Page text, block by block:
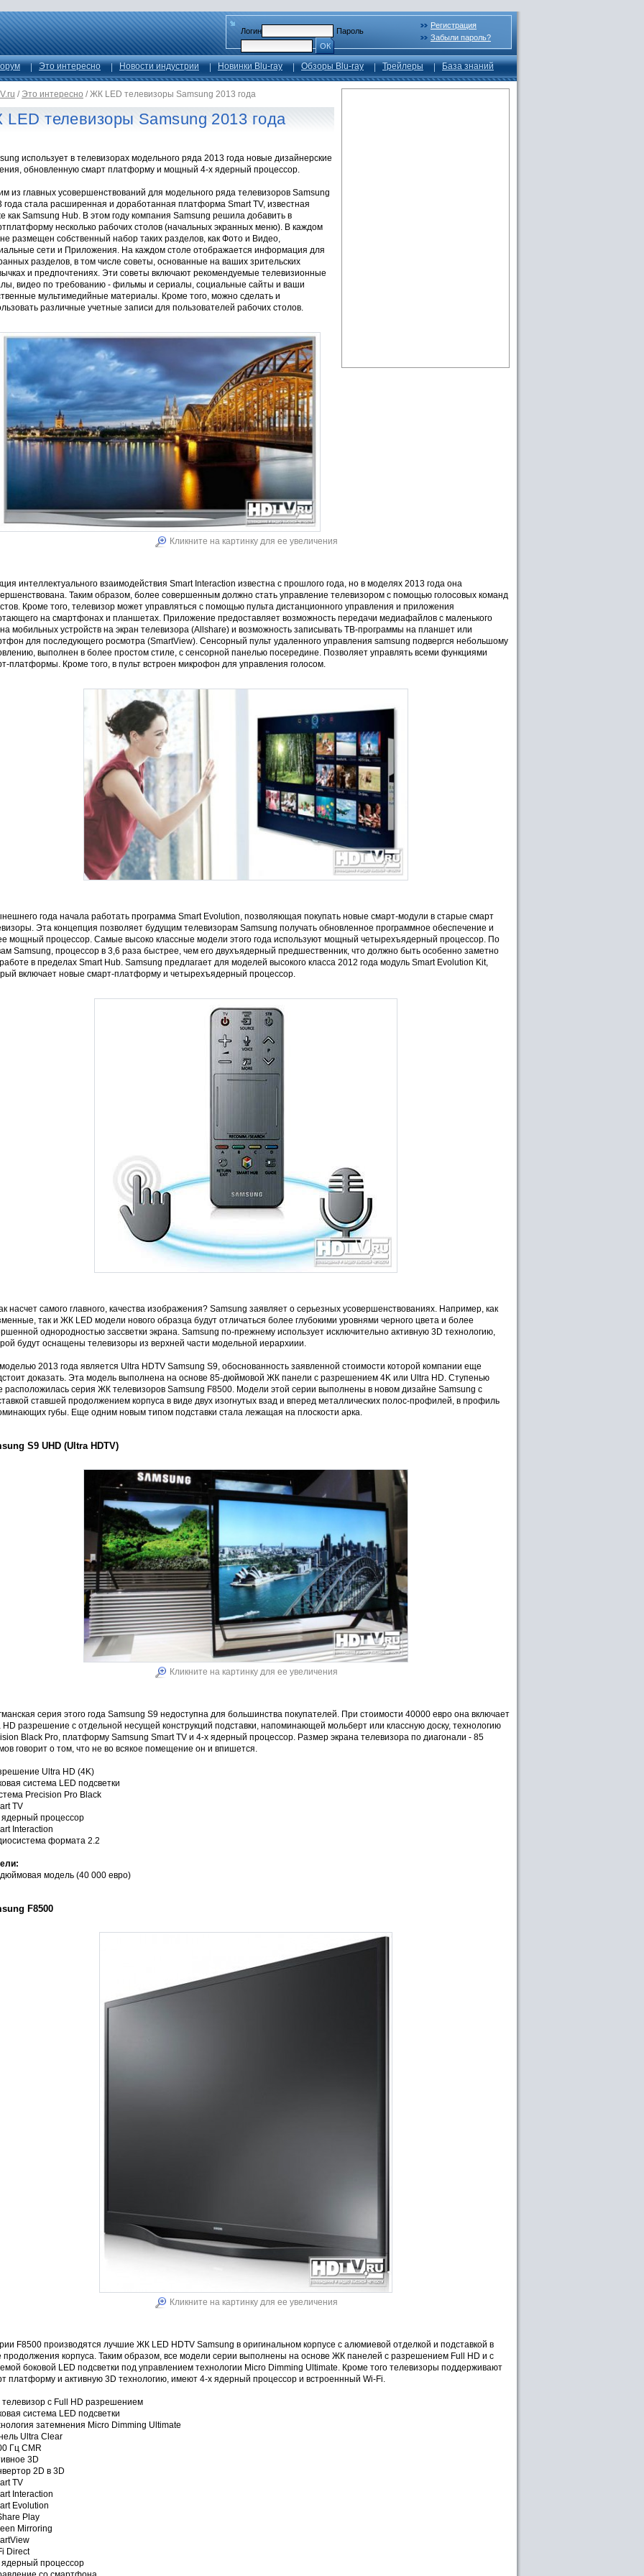
Логин
Пароль
ОК
Регистрация
Забыли пароль?
Это интересно Новости индустрии Новинки Blu-ray Обзоры Blu-ray Трейлеры База знаний
/ Это интересно / ЖК LED телевизоры Samsung 2013 года
телевизоры Samsung 2013 года
использует в телевизорах модельного ряда 2013 года новые дизайнерские
обновленную смарт платформу и мощный 4-х ядерный процессор.
из главных усовершенствований для модельного ряда телевизоров Samsung
года стала расширенная и доработанная платформа Smart TV, известная
как Samsung Hub. В этом году компания Samsung решила добавить в
несколько рабочих столов (начальных экранных меню). В каждом
размещен собственный набор таких разделов, как Фото и Видео,
сети и Приложения. На каждом столе отображается информация для
разделов, в том числе советы, основанные на ваших зрительских
и предпочтениях. Эти советы включают рекомендуемые телевизионные
видео по требованию - фильмы и сериалы, социальные сайты и ваши
мультимедийные материалы. Кроме того, можно сделать и
различные учетные записи для пользователей рабочих столов.
Кликните на картинку для ее увеличения
интеллектуального взаимодействия Smart Interaction известна с прошлого года, но в моделях 2013 года она
Таким образом, более совершенным должно стать управление телевизором с помощью голосовых команд
Кроме того, телевизор может управляться с помощью пульта дистанционного управления и приложения
на смартфонах и планшетах. Приложение предоставляет возможность передачи медиафайлов с маленького
мобильных устройств на экран телевизора (Allshare) и возможность записывать ТВ-программы на планшет или
для последующего росмотра (SmartView). Сенсорный пульт удаленного управления samsung подвергся небольшому
выполнен в более простом стиле, с сенсорной панелью посередине. Позволяет управлять всеми функциями
платформы. Кроме того, в пульт встроен микрофон для управления голосом.
года начала работать программа Smart Evolution, позволяющая покупать новые смарт-модули в старые смарт
Эта концепция позволяет будущим телевизорам Samsung получать обновленное программное обеспечение и
мощный процессор. Самые высоко классные модели этого года используют мощный четырехъядерный процессор. По
Samsung, процессор в 3,6 раза быстрее, чем его двухъядерный предшественник, что должно быть особенно заметно
в пределах Smart Hub. Samsung предлагает для моделей высокого класса 2012 года модуль Smart Evolution Kit,
включает новые смарт-платформу и четырехъядерный процессор.
насчет самого главного, качества изображения? Samsung заявляет о серьезных усовершенствованиях. Например, как
так и ЖК LED модели нового образца будут отличаться более глубокими уровнями черного цвета и более
однородностью зассветки экрана. Samsung по-прежнему использует исключительно активную 3D технологию,
будут оснащены телевизоры из верхней части модельной иерархиии.
2013 года является Ultra HDTV Samsung S9, обоснованность заявленной стоимости которой компании еще
доказать. Эта модель выполнена на основе 85-дюймовой ЖК панели с разрешением 4K или Ultra HD. Ступенью
расположилась серия ЖК телевизоров Samsung F8500. Модели этой серии выполнены в новом дизайне Samsung с
ставшей продолжением корпуса в виде двух изогнутых взад и вперед металлических полос-профилей, в профиль
губы. Еще одним новым типом подставки стала лежащая на плоскости арка.
S9 UHD (Ultra HDTV)
Кликните на картинку для ее увеличения
серия этого года Samsung S9 недоступна для большинства покупателей. При стоимости 40000 евро она включает
HD разрешение с отдельной несущей конструкций подставки, напоминающей мольберт или классную доску, технологию
Black Pro, платформу Samsung Smart TV и 4-х ядерный процессор. Размер экрана телевизора по диагонали - 85
говорит о том, что не во всякое помещение он и впишется.
Ultra HD (4K)
система LED подсветки
Precision Pro Black
TV
ядерный процессор
Interaction
формата 2.2
дюймовая модель (40 000 евро)
F8500
Кликните на картинку для ее увеличения
F8500 производятся лучшие ЖК LED HDTV Samsung в оригинальном корпусе с алюмиевой отделкой и подставкой в
продолжения корпуса. Таким образом, все модели серии выполнены на основе ЖК панелей с разрешением Full HD и с
боковой LED подсветки под управлением технологии Micro Dimming Ultimate. Кроме того телевизоры поддерживают
платформу и активную 3D технологию, имеют 4-х ядерный процессор и встроеннный Wi-Fi.
телевизор с Full HD разрешением
система LED подсветки
затемнения Micro Dimming Ultimate
Ultra Clear
Гц CMR
3D
2D в 3D
TV
Interaction
Evolution
Play
Mirroring
Direct
ядерный процессор